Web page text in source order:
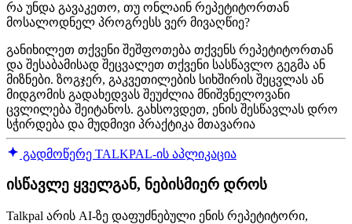
რა უნდა გავაკეთო, თუ ონლაინ რეპეტიტორთან
მოსალოდნელ პროგრესს ვერ მივაღწიე?
განიხილეთ თქვენი შეშფოთება თქვენს რეპეტიტორთან
და შესაბამისად შეცვალეთ თქვენი სასწავლო გეგმა ან
მიზნები. ზოგჯერ, გაკვეთილების სიხშირის შეცვლას ან
მიდგომის გადახედვას შეუძლია მნიშვნელოვანი
ცვლილება შეიტანოს. გახსოვდეთ, ენის შესწავლას დრო
სჭირდება და მუდმივი პრაქტიკა მთავარია
გადმოწერე TALKPAL-ის აპლიკაცია
ისწავლე ყველგან, ნებისმიერ დროს
Talkpal არის AI-ზე დაფუძნებული ენის რეპეტიტორი,